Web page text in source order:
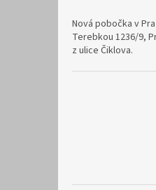
Nová pobočka v
Terebkou 1236/9,
z ulice Čiklova.